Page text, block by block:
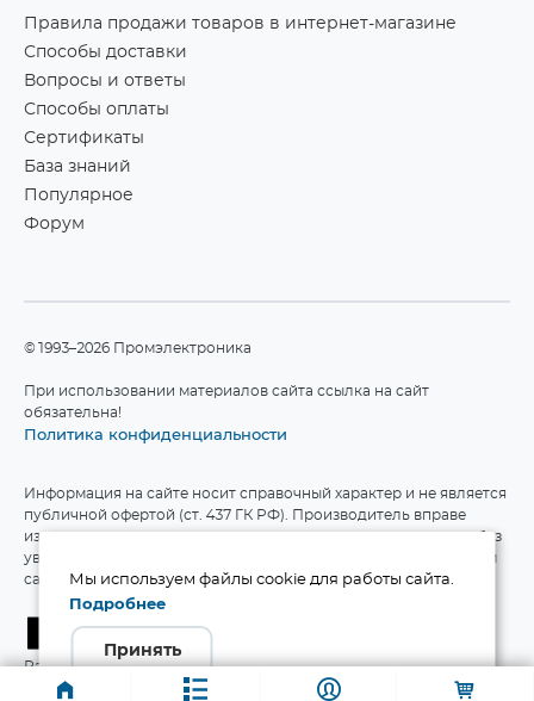
Правила продажи товаров в интернет-магазине
Способы доставки
Вопросы и ответы
Способы оплаты
Сертификаты
База знаний
Популярное
Форум
©1993–2026 Промэлектроника
При использовании материалов сайта ссылка на сайт
обязательна!
Политика конфиденциальности
Информация на сайте носит справочный характер и не является
публичной офертой (ст. 437 ГК РФ). Производитель вправе
изменять технические характеристики и комплект поставки без
уведомления. Актуальные данные приведены на официальном
сайте производителя.
Разработка сайта
Мы используем файлы cookie для работы сайта.
Подробнее
Принять